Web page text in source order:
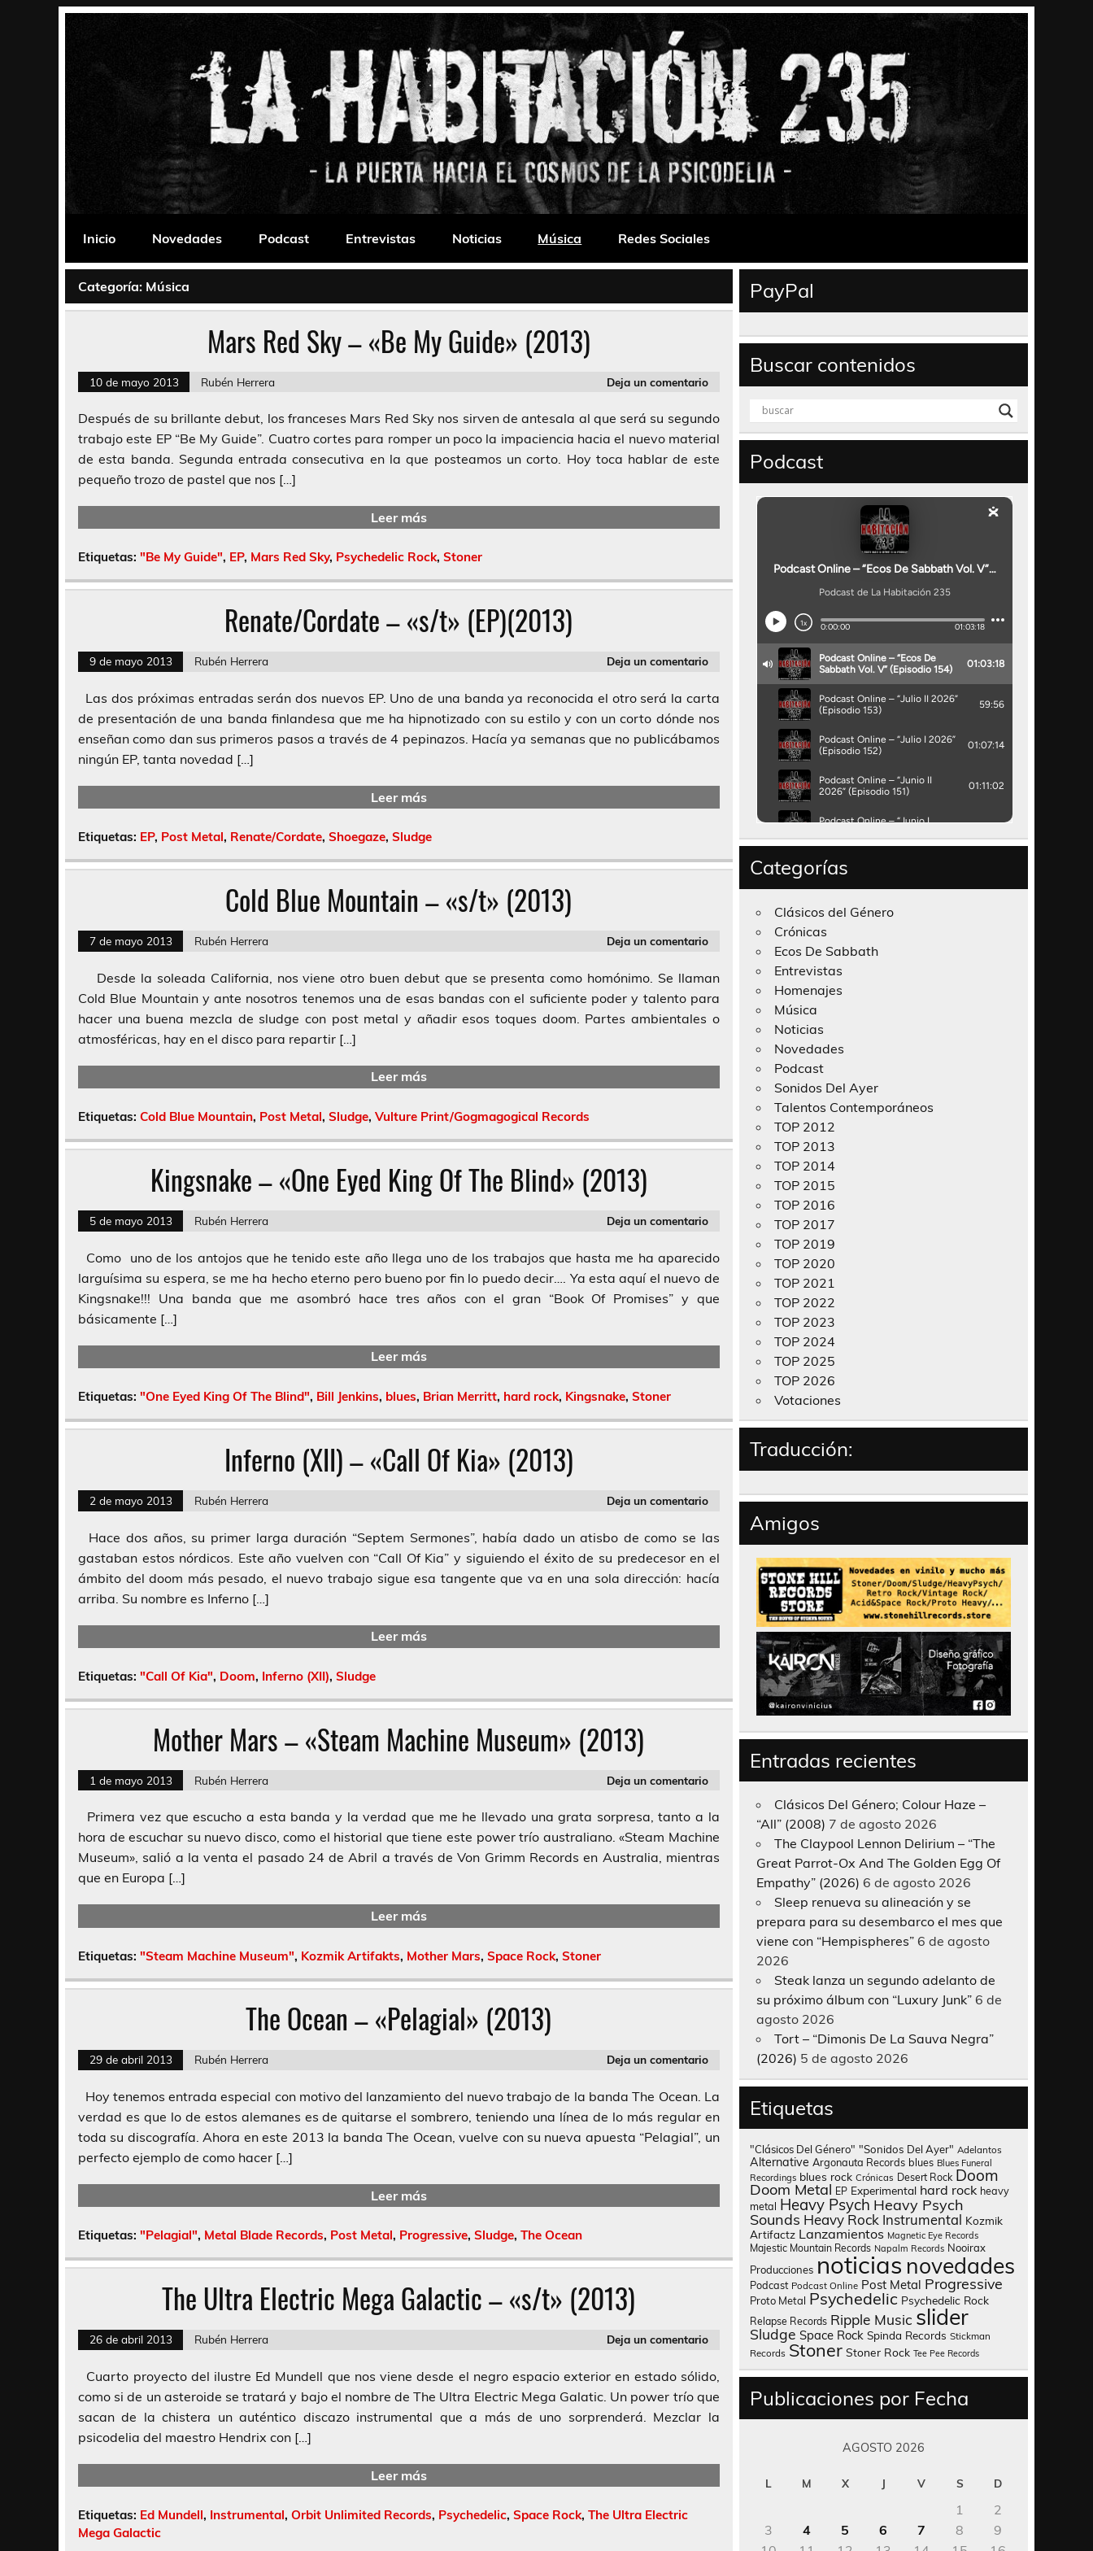
La Habitación 235
Inicio
Novedades Podcast Entrevistas Noticias Música Redes Sociales
Categoría: Música
Mars Red Sky – «Be My Guide» (2013)
10 de mayo 2013 Rubén Herrera Deja un comentario
Después de su brillante debut, los franceses Mars Red Sky nos sirven de antesala al que será su segundo
trabajo este EP “Be My Guide”. Cuatro cortes para romper un poco la impaciencia hacia el nuevo material
de esta banda. Segunda entrada consecutiva en la que posteamos un corto. Hoy toca hablar de este
pequeño trozo de pastel que nos […]
Leer más
Etiquetas: "Be My Guide", EP, Mars Red Sky, Psychedelic Rock, Stoner
Renate/Cordate – «s/t» (EP)(2013)
9 de mayo 2013 Rubén Herrera Deja un comentario
Las dos próximas entradas serán dos nuevos EP. Uno de una banda ya reconocida el otro será la carta
de presentación de una banda finlandesa que me ha hipnotizado con su estilo y con un corto dónde nos
enseñan como dan sus primeros pasos a través de 4 pepinazos. Hacía ya semanas que no publicábamos
ningún EP, tanta novedad […]
Leer más
Etiquetas: EP, Post Metal, Renate/Cordate, Shoegaze, Sludge
Cold Blue Mountain – «s/t» (2013)
7 de mayo 2013 Rubén Herrera Deja un comentario
Desde la soleada California, nos viene otro buen debut que se presenta como homónimo. Se llaman
Cold Blue Mountain y ante nosotros tenemos una de esas bandas con el suficiente poder y talento para
hacer una buena mezcla de sludge con post metal y añadir esos toques doom. Partes ambientales o
atmosféricas, hay en el disco para repartir […]
Leer más
Etiquetas: Cold Blue Mountain, Post Metal, Sludge, Vulture Print/Gogmagogical Records
Kingsnake – «One Eyed King Of The Blind» (2013)
5 de mayo 2013 Rubén Herrera Deja un comentario
Como uno de los antojos que he tenido este año llega uno de los trabajos que hasta me ha aparecido
larguísima su espera, se me ha hecho eterno pero bueno por fin lo puedo decir…. Ya esta aquí el nuevo de
Kingsnake!!! Una banda que me asombró hace tres años con el gran “Book Of Promises” y que
básicamente […]
Leer más
Etiquetas: "One Eyed King Of The Blind", Bill Jenkins, blues, Brian Merritt, hard rock, Kingsnake, Stoner
Inferno (XII) – «Call Of Kia» (2013)
2 de mayo 2013 Rubén Herrera Deja un comentario
Hace dos años, su primer larga duración “Septem Sermones”, había dado un atisbo de como se las
gastaban estos nórdicos. Este año vuelven con “Call Of Kia” y siguiendo el éxito de su predecesor en el
ámbito del doom más pesado, el nuevo trabajo sigue esa tangente que va en una sola dirección: hacía
arriba. Su nombre es Inferno […]
Leer más
Etiquetas: "Call Of Kia", Doom, Inferno (XII), Sludge
Mother Mars – «Steam Machine Museum» (2013)
1 de mayo 2013 Rubén Herrera Deja un comentario
Primera vez que escucho a esta banda y la verdad que me he llevado una grata sorpresa, tanto a la
hora de escuchar su nuevo disco, como el historial que tiene este power trío australiano. «Steam Machine
Museum», salió a la venta el pasado 24 de Abril a través de Von Grimm Records en Australia, mientras
que en Europa […]
Leer más
Etiquetas: "Steam Machine Museum", Kozmik Artifakts, Mother Mars, Space Rock, Stoner
The Ocean – «Pelagial» (2013)
29 de abril 2013 Rubén Herrera Deja un comentario
Hoy tenemos entrada especial con motivo del lanzamiento del nuevo trabajo de la banda The Ocean. La
verdad es que lo de estos alemanes es de quitarse el sombrero, teniendo una línea de lo más regular en
toda su discografía. Ahora en este 2013 la banda The Ocean, vuelve con su nueva apuesta “Pelagial”, un
perfecto ejemplo de como hacer […]
Leer más
Etiquetas: "Pelagial", Metal Blade Records, Post Metal, Progressive, Sludge, The Ocean
The Ultra Electric Mega Galactic – «s/t» (2013)
26 de abril 2013 Rubén Herrera Deja un comentario
Cuarto proyecto del ilustre Ed Mundell que nos viene desde el negro espacio exterior en estado sólido,
como si de un asteroide se tratará y bajo el nombre de The Ultra Electric Mega Galatic. Un power trío que
sacan de la chistera un auténtico discazo instrumental que a más de uno sorprenderá. Mezclar la
psicodelia del maestro Hendrix con […]
Leer más
Etiquetas: Ed Mundell, Instrumental, Orbit Unlimited Records, Psychedelic, Space Rock, The Ultra Electric
Mega Galactic
PayPal
Buscar contenidos
Podcast
Categorías
Clásicos del Género
Crónicas
Ecos De Sabbath
Entrevistas
Homenajes
Música
Noticias
Novedades
Podcast
Sonidos Del Ayer
Talentos Contemporáneos
TOP 2012
TOP 2013
TOP 2014
TOP 2015
TOP 2016
TOP 2017
TOP 2019
TOP 2020
TOP 2021
TOP 2022
TOP 2023
TOP 2024
TOP 2025
TOP 2026
Votaciones
Traducción:
Amigos
Entradas recientes
Clásicos Del Género; Colour Haze –
“All” (2008) 7 de agosto 2026
The Claypool Lennon Delirium – “The
Great Parrot-Ox And The Golden Egg Of
Empathy” (2026) 6 de agosto 2026
Sleep renueva su alineación y se
prepara para su desembarco el mes que
viene con “Hempispheres” 6 de agosto
2026
Steak lanza un segundo adelanto de
su próximo álbum con “Luxury Junk” 6 de
agosto 2026
Tort – “Dimonis De La Sauva Negra”
(2026) 5 de agosto 2026
Etiquetas
"Clásicos Del Género" "Sonidos Del Ayer" Adelantos
Alternative Argonauta Records blues Blues Funeral
Recordings blues rock Crónicas Desert Rock Doom
Doom Metal EP Experimental hard rock heavy
metal Heavy Psych Heavy Psych
Sounds Heavy Rock Instrumental Kozmik
Artifactz Lanzamientos Magnetic Eye Records
Majestic Mountain Records Napalm Records Nooirax
Producciones noticias novedades
Podcast Podcast Online Post Metal Progressive
Proto Metal Psychedelic Psychedelic Rock
Relapse Records Ripple Music slider
Sludge Space Rock Spinda Records Stickman
Records Stoner Stoner Rock Tee Pee Records
Publicaciones por Fecha
AGOSTO 2026
L M X J V S D
1
2
3
4 5 6 7 8
9